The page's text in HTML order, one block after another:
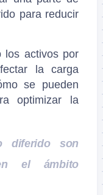
para reducir
los activos por
la carga
se pueden
optimizar la
diferido son
el ámbito